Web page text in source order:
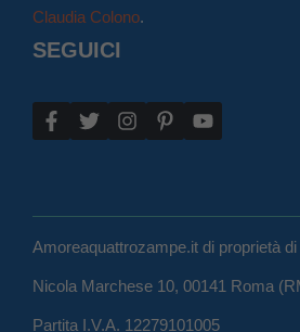
Claudia Colono.
SEGUICI
Amoreaquattrozampe.it di proprietà
Nicola Marchese 10, 00141 Roma
Partita I.V.A. 12279101005